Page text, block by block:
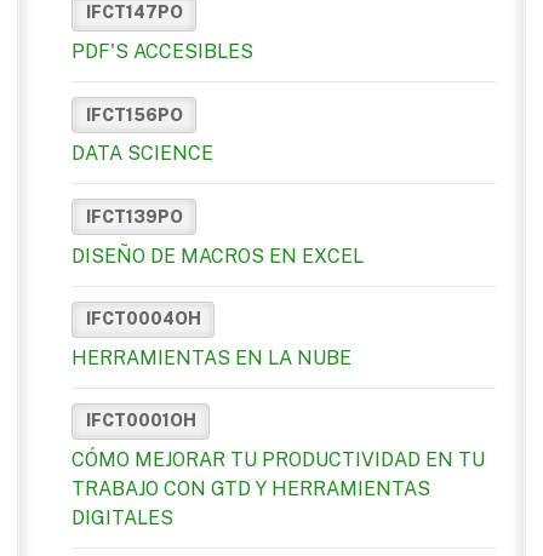
IFCT147PO
PDF'S ACCESIBLES
IFCT156PO
DATA SCIENCE
IFCT139PO
DISEÑO DE MACROS EN EXCEL
IFCT0004OH
HERRAMIENTAS EN LA NUBE
IFCT0001OH
CÓMO MEJORAR TU PRODUCTIVIDAD EN TU
TRABAJO CON GTD Y HERRAMIENTAS
DIGITALES